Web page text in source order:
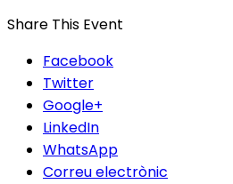
Share This Event
Facebook
Twitter
Google+
LinkedIn
WhatsApp
Correu electrònic